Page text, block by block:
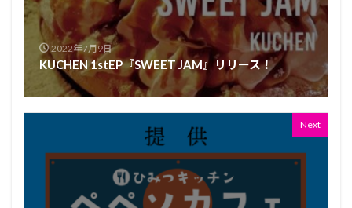
2022年7月9日
KUCHEN 1stEP『SWEET JAM』リリース！
Next